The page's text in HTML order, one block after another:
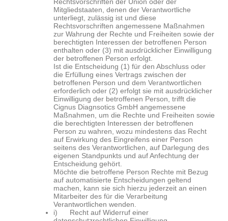
Mitgliedstaaten, denen der Verantwortliche
unterliegt, zulässig ist und diese
Rechtsvorschriften angemessene Maßnahmen
zur Wahrung der Rechte und Freiheiten sowie der
berechtigten Interessen der betroffenen Person
enthalten oder (3) mit ausdrücklicher Einwilligung
der betroffenen Person erfolgt.
Ist die Entscheidung (1) für den Abschluss oder
die Erfüllung eines Vertrags zwischen der
betroffenen Person und dem Verantwortlichen
erforderlich oder (2) erfolgt sie mit ausdrücklicher
Einwilligung der betroffenen Person, trifft die
Cignus Diagnsotics GmbH angemessene
Maßnahmen, um die Rechte und Freiheiten sowie
die berechtigten Interessen der betroffenen
Person zu wahren, wozu mindestens das Recht
auf Erwirkung des Eingreifens einer Person
seitens des Verantwortlichen, auf Darlegung des
eigenen Standpunkts und auf Anfechtung der
Entscheidung gehört.
Möchte die betroffene Person Rechte mit Bezug
auf automatisierte Entscheidungen geltend
machen, kann sie sich hierzu jederzeit an einen
Mitarbeiter des für die Verarbeitung
Verantwortlichen wenden.
i) Recht auf Widerruf einer